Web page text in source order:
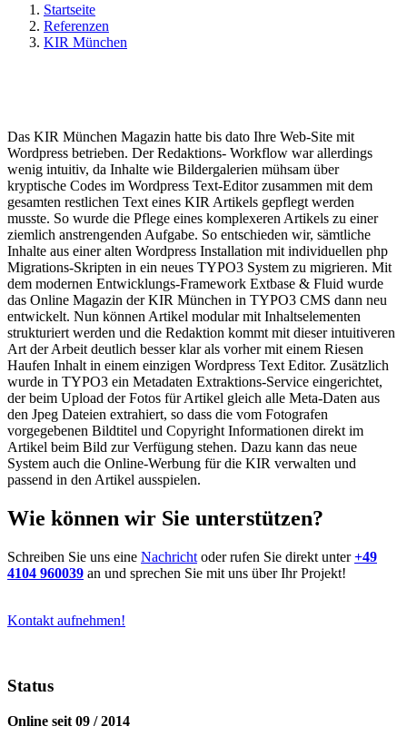
Startseite
Referenzen
KIR München
Das KIR München Magazin hatte bis dato Ihre Web-Site mit
Wordpress betrieben. Der Redaktions- Workflow war allerdings
wenig intuitiv, da Inhalte wie Bildergalerien mühsam über
kryptische Codes im Wordpress Text-Editor zusammen mit dem
gesamten restlichen Text eines KIR Artikels gepflegt werden
musste. So wurde die Pflege eines komplexeren Artikels zu einer
ziemlich anstrengenden Aufgabe. So entschieden wir, sämtliche
Inhalte aus einer alten Wordpress Installation mit individuellen php
Migrations-Skripten in ein neues TYPO3 System zu migrieren. Mit
dem modernen Entwicklungs-Framework Extbase & Fluid wurde
das Online Magazin der KIR München in TYPO3 CMS dann neu
entwickelt. Nun können Artikel modular mit Inhaltselementen
strukturiert werden und die Redaktion kommt mit dieser intuitiveren
Art der Arbeit deutlich besser klar als vorher mit einem Riesen
Haufen Inhalt in einem einzigen Wordpress Text Editor. Zusätzlich
wurde in TYPO3 ein Metadaten Extraktions-Service eingerichtet,
der beim Upload der Fotos für Artikel gleich alle Meta-Daten aus
den Jpeg Dateien extrahiert, so dass die vom Fotografen
vorgegebenen Bildtitel und Copyright Informationen direkt im
Artikel beim Bild zur Verfügung stehen. Dazu kann das neue
System auch die Online-Werbung für die KIR verwalten und
passend in den Artikel ausspielen.
Wie können wir Sie unterstützen?
Schreiben Sie uns eine Nachricht oder rufen Sie direkt unter+49
4104 960039 an und sprechen Sie mit uns über Ihr Projekt!
Kontakt aufnehmen!
Status
Online seit 09 / 2014